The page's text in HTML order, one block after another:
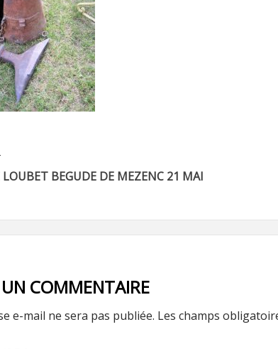
LOUBET BEGUDE DE MEZENC 21 MAI
UN COMMENTAIRE
e-mail ne sera pas publiée. Les champs